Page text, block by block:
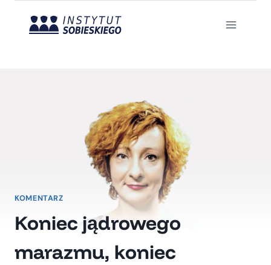
KOMENTARZ
Koniec jądrowego
marazmu, koniec